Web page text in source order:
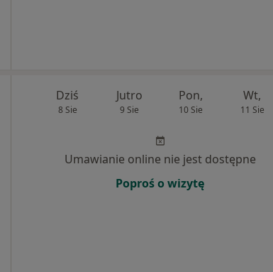
Dziś
8 Sie
Jutro
9 Sie
Pon,
10 Sie
Wt,
11 Sie
Umawianie online nie jest dostępne
Poproś o wizytę